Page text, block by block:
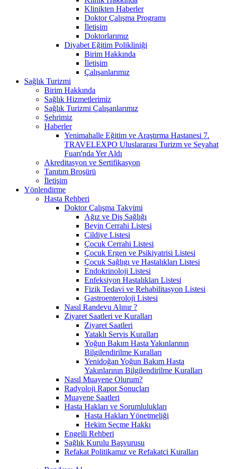
Klinikten Haberler
Doktor Çalışma Programı
İletişim
Doktorlarımız
Diyabet Eğitim Polikliniği
Birim Hakkında
İletişim
Çalışanlarımız
Sağlık Turizmi
Birim Hakkında
Sağlık Hizmetlerimiz
Sağlık Turizmi Çalışanlarımız
Şehrimiz
Haberler
Yenimahalle Eğitim ve Araştırma Hastanesi 7.
TRAVELEXPO Uluslararası Turizm ve Seyahat
Fuarı'nda Yer Aldı
Akreditasyon ve Sertifikasyon
Tanıtım Broşürü
İletişim
Yönlendirme
Hasta Rehberi
Doktor Çalışma Takvimi
Ağız ve Diş Sağlığı
Beyin Cerrahi Listesi
Cildiye Listesi
Çocuk Cerrahi Listesi
Çocuk Ergen ve Psikiyatrisi Listesi
Çocuk Sağlıgı ve Hastalıkları Listesi
Endokrinoloji Listesi
Enfeksiyon Hastalıkları Listesi
Fizik Tedavi ve Rehabilitasyon Listesi
Gastroenteroloji Listesi
Nasıl Randevu Alınır ?
Ziyaret Saatleri ve Kuralları
Ziyaret Saatleri
Yataklı Servis Kuralları
Yoğun Bakım Hasta Yakınlarının
Bilgilendirilme Kuralları
Yenidoğan Yoğun Bakım Hasta
Yakınlarının Bilgilendirilme Kuralları
Nasıl Muayene Olurum?
Radyoloji Rapor Sonuçları
Muayene Saatleri
Hasta Hakları ve Sorumlulukları
Hasta Hakları Yönetmeliği
Hekim Seçme Hakkı
Engelli Rehberi
Sağlık Kurulu Başvurusu
Refakat Politikamız ve Refakatçi Kuralları